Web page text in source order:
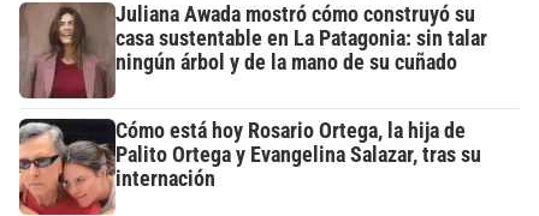
Juliana Awada mostró cómo construyó su
casa sustentable en La Patagonia: sin talar
ningún árbol y de la mano de su cuñado
Cómo está hoy Rosario Ortega, la hija de
Palito Ortega y Evangelina Salazar, tras su
internación